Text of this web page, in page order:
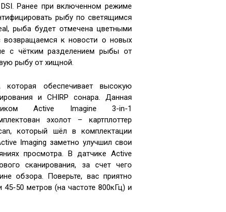
Ранее при включенном режиме
рыбу по светящимся
рыба будет отмечена цветными
возвращаемся к новости о новых
с чётким разделением рыбы от
рыбу от хищной.
которая обеспечивает высокую
и CHIRP сонара. Данная
Active Imagine 3-in-1
эхолот – картплоттер
который шёл в комплектации
Imaging заметно улучшил свои
просмотра. В датчике Active
сканирования, за счет чего
обзора. Поверьте, вас приятно
50 метров (на частоте 800кГц) и